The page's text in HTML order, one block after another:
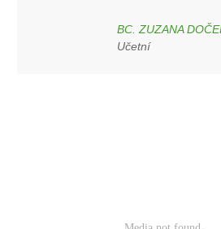
BC. ZUZANA
Učetní